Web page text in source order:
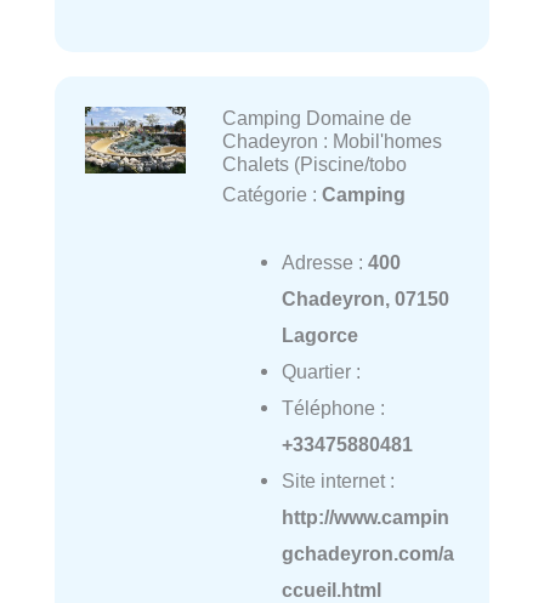
Camping Domaine de
Chadeyron : Mobil'homes
Chalets (Piscine/tobo
Catégorie : Camping
Adresse : 400
Chadeyron, 07150
Lagorce
Quartier :
Téléphone :
+33475880481
Site internet :
http://www.campin
gchadeyron.com/a
ccueil.html